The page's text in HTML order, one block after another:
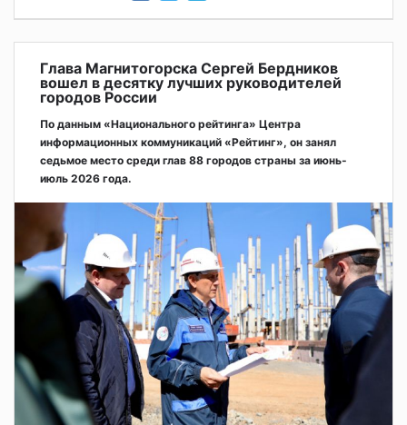
Глава Магнитогорска Сергей Бердников
вошел в десятку лучших руководителей
городов России
По данным «Национального рейтинга» Центра
информационных коммуникаций «Рейтинг», он занял
седьмое место среди глав 88 городов страны за июнь-
июль 2026 года.